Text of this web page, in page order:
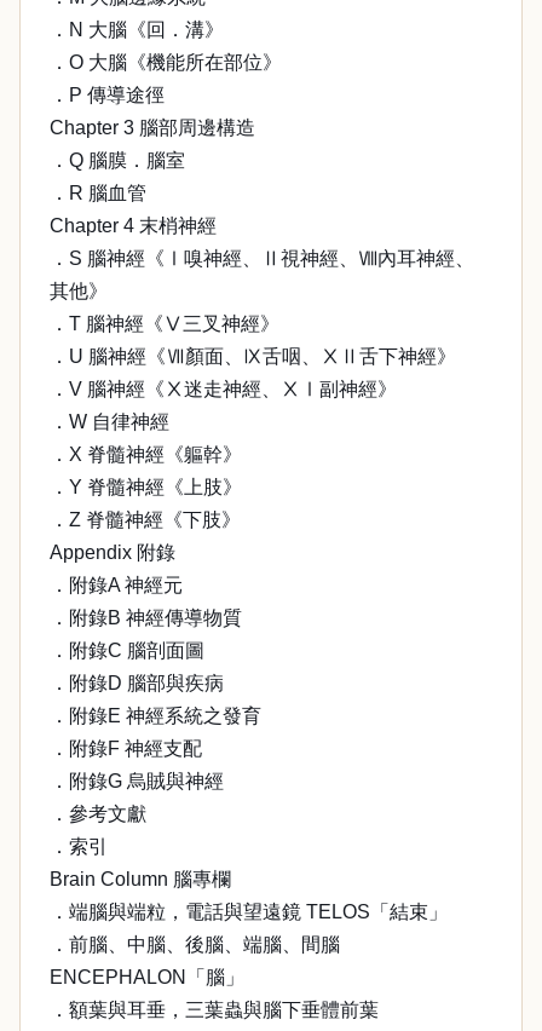
．N 大腦《回．溝》
．O 大腦《機能所在部位》
．P 傳導途徑
Chapter 3 腦部周邊構造
．Q 腦膜．腦室
．R 腦血管
Chapter 4 末梢神經
．S 腦神經《Ⅰ嗅神經、Ⅱ視神經、Ⅷ內耳神經、
其他》
．T 腦神經《Ⅴ三叉神經》
．U 腦神經《Ⅶ顏面、Ⅸ舌咽、ⅩⅡ舌下神經》
．V 腦神經《Ⅹ迷走神經、ⅩⅠ副神經》
．W 自律神經
．X 脊髓神經《軀幹》
．Y 脊髓神經《上肢》
．Z 脊髓神經《下肢》
Appendix 附錄
．附錄A 神經元
．附錄B 神經傳導物質
．附錄C 腦剖面圖
．附錄D 腦部與疾病
．附錄E 神經系統之發育
．附錄F 神經支配
．附錄G 烏賊與神經
．參考文獻
．索引
Brain Column 腦專欄
．端腦與端粒，電話與望遠鏡 TELOS「結束」
．前腦、中腦、後腦、端腦、間腦
ENCEPHALON「腦」
．額葉與耳垂，三葉蟲與腦下垂體前葉